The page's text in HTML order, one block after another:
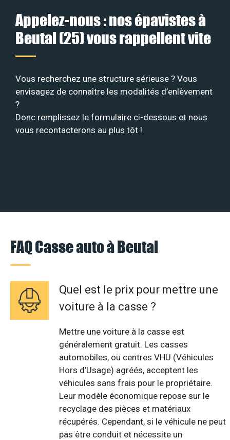
Appelez-nous : nos épavistes à
Beutal (25) vous rappellent vite
Vous recherchez une structure sérieuse ? Vous
envisagez de connaître les modalités d’enlèvement
?
Donc remplissez le formulaire ci-dessous et nous
vous recontacterons au plus tôt !
FAQ Casse auto à Beutal
Quel est le prix pour mettre une
voiture à la casse ?
Mettre une voiture à la casse est
généralement gratuit. Les casses
automobiles, ou centres VHU (Véhicules
Hors d’Usage) agréés, acceptent les
véhicules sans frais pour le propriétaire.
Leur modèle économique repose sur le
recyclage des pièces et matériaux
récupérés. Cependant, si le véhicule ne peut
pas être conduit et nécessite un